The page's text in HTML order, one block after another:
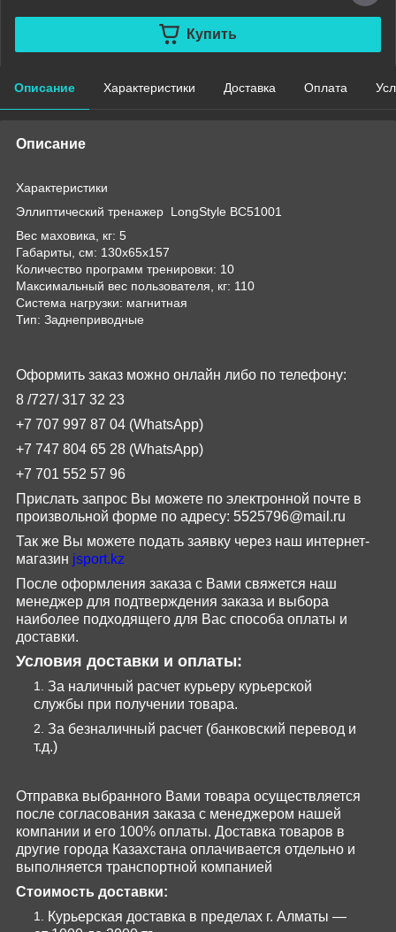
Купить
Описание Характеристики Доставка Оплата
Описание
Характеристики
Эллиптический тренажер LongStyle BC51001
Вес маховика, кг: 5
Габариты, см: 130х65х157
Количество программ тренировки: 10
Максимальный вес пользователя, кг: 110
Система нагрузки: магнитная
Тип: Заднеприводные
Оформить заказ можно онлайн либо по телефону:
8 /727/ 317 32 23
+7 707 997 87 04 (WhatsApp)
+7 747 804 65 28 (WhatsApp)
+7 701 552 57 96
Прислать запрос Вы можете по электронной почте в
произвольной форме по адресу: 5525796@mail .ru
Так же Вы можете подать заявку через наш интернет-
магазин jsport.kz
После оформления заказа с Вами свяжется наш
менеджер для подтверждения заказа и выбора
наиболее подходящего для Вас способа оплаты и
доставки.
Условия доставки и оплаты:
За наличный расчет курьеру курьерской
службы при получении товара.
За безналичный расчет (банковский перевод и
т.д.)
Отправка выбранного Вами товара осуществляется
после согласования заказа с менеджером нашей
компании и его 100% оплаты. Доставка товаров в
другие города Казахстана оплачивается отдельно и
выполняется транспортной компанией
Стоимость доставки:
Курьерская доставка в пределах г. Алматы —